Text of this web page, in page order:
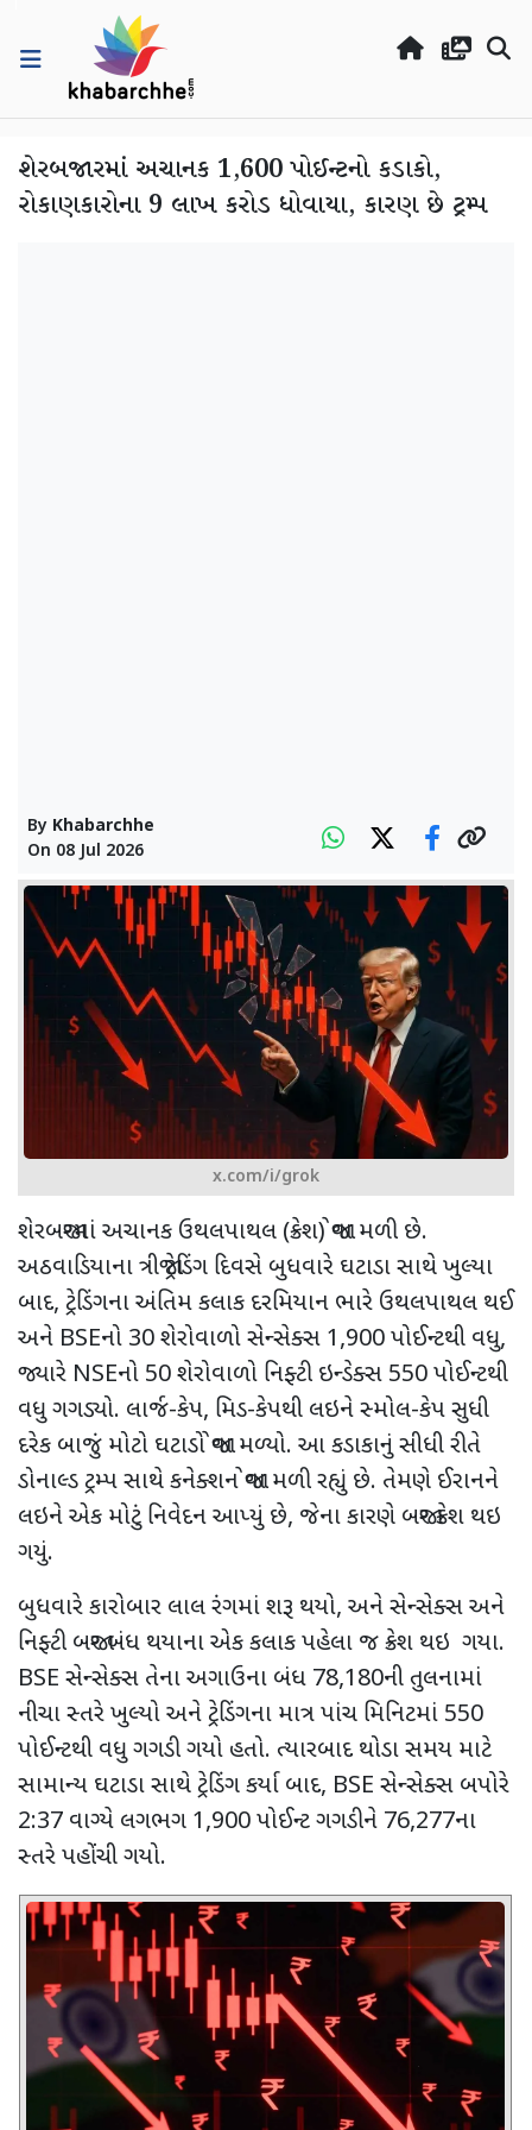
શેરબજારમાં અચાનક 1,600 પોઈન્ટનો કડાકો,
રોકાણકારોના 9 લાખ કરોડ ધોવાયા, કારણ છે ટ્રમ્પ
By Khabarchhe
On 08 Jul 2026
x.com/i/grok
શેરબજારમાં અચાનક ઉથલપાથલ (ક્રેશ) જોવા મળી છે.
અઠવાડિયાના ત્રીજા ટ્રેડિંગ દિવસે બુધવારે ઘટાડા સાથે ખુલ્યા
બાદ, ટ્રેડિંગના અંતિમ કલાક દરમિયાન ભારે ઉથલપાથલ થઈ
અને BSEનો 30શેરોવાળો સેન્સેક્સ 1,900પોઈન્ટથી વધુ,
જ્યારે NSEનો 50શેરોવાળો નિફ્ટી ઇન્ડેક્સ 550પોઈન્ટથી
વધુ ગગડ્યો. લાર્જ-કેપ, મિડ-કેપથી લઇને સ્મોલ-કેપ સુધી
દરેક બાજું મોટો ઘટાડો જોવા મળ્યો. આ કડાકાનું સીધી રીતે
ડોનાલ્ડ ટ્રમ્પ સાથે કનેક્શન જોવા મળી રહ્યું છે. તેમણે ઈરાનને
લઇને એક મોટું નિવેદન આપ્યું છે, જેના કારણે બજાર ક્રેશ થઇ
ગયું.
બુધવારે કારોબાર લાલ રંગમાં શરૂ થયો, અને સેન્સેક્સ અને
નિફ્ટી બજાર બંધ થયાના એક કલાક પહેલા જ ક્રેશ થઇ ગયા.
BSE સેન્સેક્સ તેના અગાઉના બંધ 78,180ની તુલનામાં
નીચા સ્તરે ખુલ્યો અને ટ્રેડિંગના માત્ર પાંચ મિનિટમાં 550
પોઈન્ટથી વધુ ગગડી ગયો હતો. ત્યારબાદ થોડા સમય માટે
સામાન્ય ઘટાડા સાથે ટ્રેડિંગ કર્યા બાદ, BSE સેન્સેક્સ બપોરે
2:37 વાગ્યે લગભગ 1,900પોઈન્ટ ગગડીને 76,277ના
સ્તરે પહોંચી ગયો.